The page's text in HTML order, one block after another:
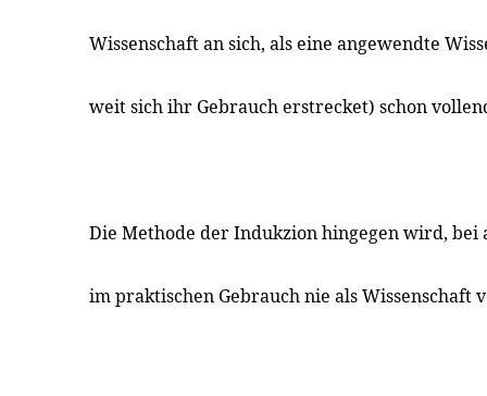
Wissenschaft an sich, als eine angewendte
weit sich ihr Gebrauch erstrecket) schon
Die Methode der Indukzion hingegen wird,
im praktischen Gebrauch nie als Wissenschaft